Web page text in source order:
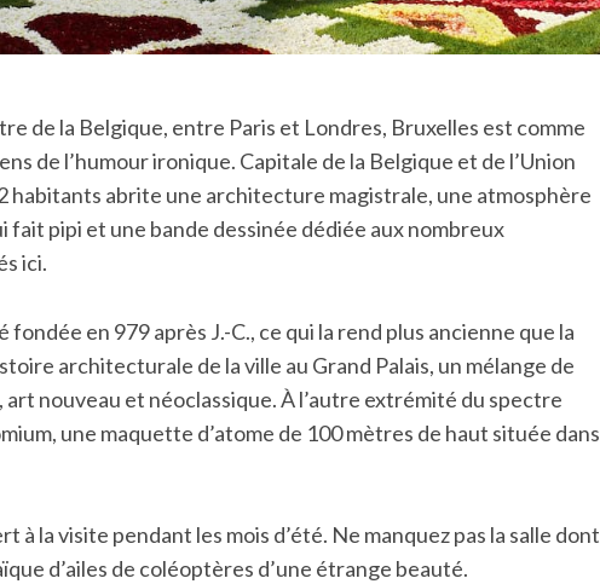
de la Belgique, entre Paris et Londres, Bruxelles est comme
de l’humour ironique. Capitale de la Belgique et de l’Union
habitants abrite une architecture magistrale, une atmosphère
pipi et une bande dessinée dédiée aux nombreux
ici.
en 979 après J.-C., ce qui la rend plus ancienne que la
architecturale de la ville au Grand Palais, un mélange de
nouveau et néoclassique. À l’autre extrémité du spectre
une maquette d’atome de 100 mètres de haut située dans
à la visite pendant les mois d’été. Ne manquez pas la salle dont
d’ailes de coléoptères d’une étrange beauté.